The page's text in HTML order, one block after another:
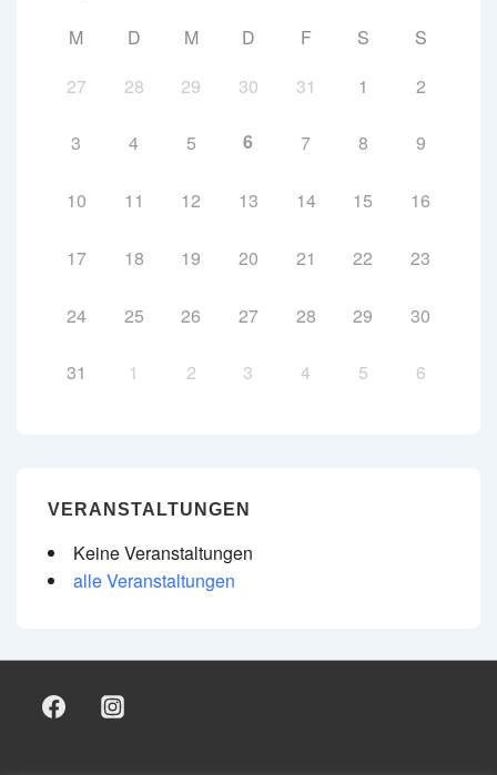
M D M D F S
S
27
28 29 30 31 1 2
3 4 5 6 7 8 9
10 11 12 13 14 15 16
17 18 19 20 21 22 23
24 25 26 27 28 29 30
31 1 2 3 4 5 6
VERANSTALTUNGEN
Keine Veranstaltungen
alle Veranstaltungen